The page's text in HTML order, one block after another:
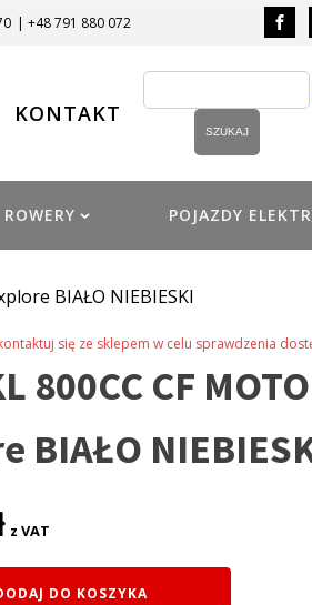
| +48 791 880 072
KONTAKT
ROWERY POJAZDY
BIAŁO NIEBIESKI
się ze sklepem w celu sprawdzenia
800CC CF
BIAŁO
z VAT
DO KOSZYKA